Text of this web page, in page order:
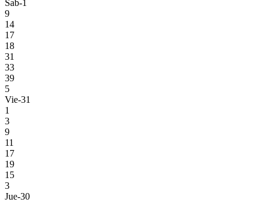
Sab-1
9
14
17
18
31
33
39
5
Vie-31
1
3
9
11
17
19
15
3
Jue-30